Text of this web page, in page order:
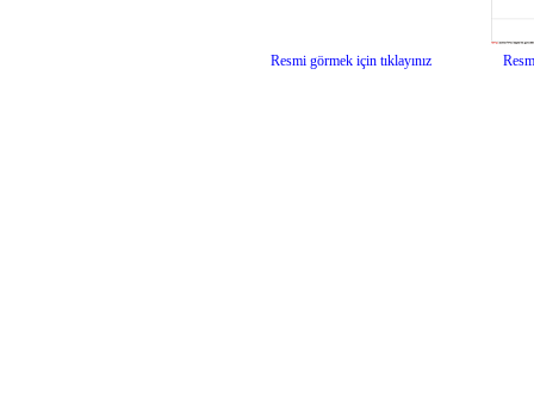
Resmi görmek için tıklayınız